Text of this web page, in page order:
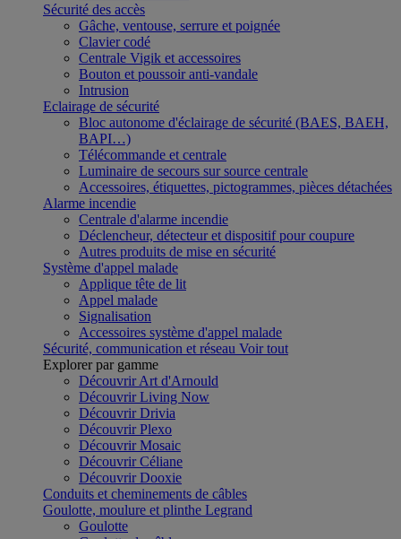
Sécurité des accès
Gâche, ventouse, serrure et poignée
Clavier codé
Centrale Vigik et accessoires
Bouton et poussoir anti-vandale
Intrusion
Eclairage de sécurité
Bloc autonome d'éclairage de sécurité (BAES, BAEH,
BAPI…)
Télécommande et centrale
Luminaire de secours sur source centrale
Accessoires, étiquettes, pictogrammes, pièces détachées
Alarme incendie
Centrale d'alarme incendie
Déclencheur, détecteur et dispositif pour coupure
Autres produits de mise en sécurité
Système d'appel malade
Applique tête de lit
Appel malade
Signalisation
Accessoires système d'appel malade
Sécurité, communication et réseau Voir tout
Explorer par gamme
Découvrir Art d'Arnould
Découvrir Living Now
Découvrir Drivia
Découvrir Plexo
Découvrir Mosaic
Découvrir Céliane
Découvrir Dooxie
Conduits et cheminements de câbles
Goulotte, moulure et plinthe Legrand
Goulotte